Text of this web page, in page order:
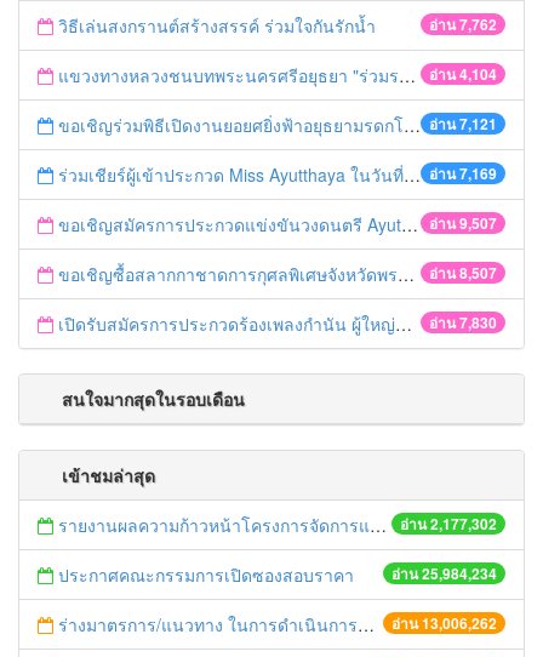
อ่าน 7,762
วิธีเล่นสงกรานต์สร้างสรรค์ ร่วมใจกันรักน้ำ
อ่าน 4,104
แขวงทางหลวงชนบทพระนครศรีอยุธยา "ร่วมรณรงค์ ขับช้า เปิดไฟหน้า คาดเข็มขัด" เทศกาลสงกรานต์ ปี 2561
อ่าน 7,121
ขอเชิญร่วมพิธีเปิดงานยอยศยิ่งฟ้าอยุธยามรดกโลก
อ่าน 7,169
ร่วมเชียร์ผู้เข้าประกวด Miss Ayutthaya ในวันที่ 15 ธันวาคม 2560
อ่าน 9,507
ขอเชิญสมัครการประกวดแข่งขันวงดนตรี Ayutthaya battle of the bands
อ่าน 8,507
ขอเชิญซื้อสลากกาชาดการกุศลพิเศษจังหวัดพระนครศรีอยุธยา 2560
อ่าน 7,830
เปิดรับสมัครการประกวดร้องเพลงกำนัน ผู้ใหญ่บ้าน ฯลฯ
สนใจมากสุดในรอบเดือน
เข้าชมล่าสุด
อ่าน 2,177,302
รายงานผลความก้าวหน้าโครงการจัดการแก้ไขปัญหาขยะ สัปดาห์ที่ 9/2558
อ่าน 25,984,234
ประกาศคณะกรรมการเปิดซองสอบราคา
อ่าน 13,006,262
ร่างมาตรการ/แนวทาง ในการดำเนินการประกอบการตรวจราชการแบบบูรณาการ